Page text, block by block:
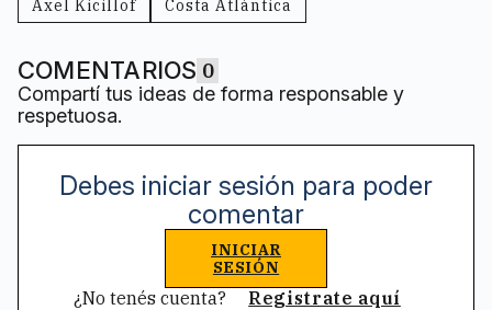
Axel Kicillof Costa Atlántica
COMENTARIOS 0
Compartí tus ideas de forma responsable y
respetuosa.
Debes iniciar sesión para poder
comentar
INICIAR
SESIÓN
¿No tenés cuenta? Registrate aquí